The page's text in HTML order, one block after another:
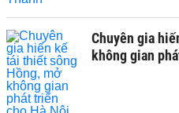
Chuyên gia
không gian